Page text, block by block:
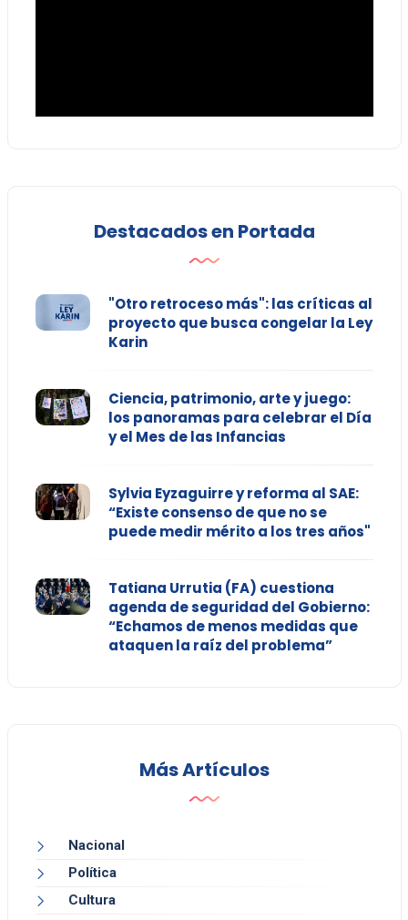
Destacados en Portada
"Otro retroceso más": las críticas al
proyecto que busca congelar la Ley
Karin
Ciencia, patrimonio, arte y juego:
los panoramas para celebrar el Día
y el Mes de las Infancias
Sylvia Eyzaguirre y reforma al SAE:
“Existe consenso de que no se
puede medir mérito a los tres años"
Tatiana Urrutia (FA) cuestiona
agenda de seguridad del Gobierno:
“Echamos de menos medidas que
ataquen la raíz del problema”
Más Artículos
Nacional
Política
Cultura